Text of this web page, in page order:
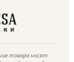
товара носят